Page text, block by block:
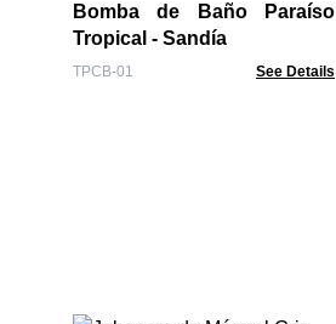
Bomba de Baño Paraíso
Tropical - Sandía
TPCB-01 See Details